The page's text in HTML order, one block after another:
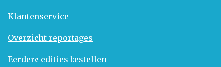
Klantenservice
Overzicht reportages
Eerdere edities bestellen